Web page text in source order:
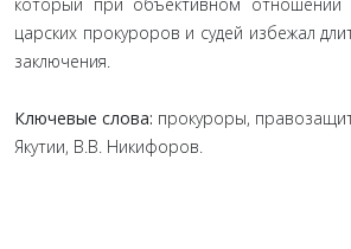
царских прокуроров и судей избежал
заключения.
Ключевые слова: прокуроры,
Якутии, В.В. Никифоров.